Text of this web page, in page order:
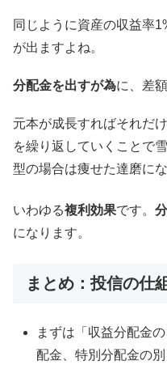
同じように資産の収益率
が出ますよね。
分配金を出すが為に、差
元本が成長すればそれだ
を繰り返していくことで
型の場合は痩せた達磨に
いわゆる複利効果です。
になります。
まとめ：投信の仕
まずは「収益分配金
配金、特別分配金の